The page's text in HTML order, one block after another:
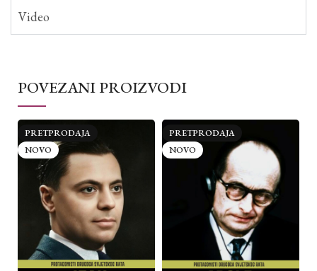
Video
POVEZANI PROIZVODI
PRETPRODAJA
NOVO
PRETPRODAJA
NOVO